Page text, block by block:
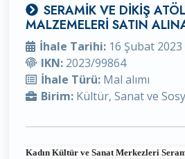
SERAMİK VE DİKİŞ
MALZEMELERİ SATIN
İhale Tarihi: 16 Şubat
IKN: 2023/99864
İhale Türü: Mal alımı
Birim: Kültür, Sanat ve
Kadın Kültür ve Sanat Merkezleri